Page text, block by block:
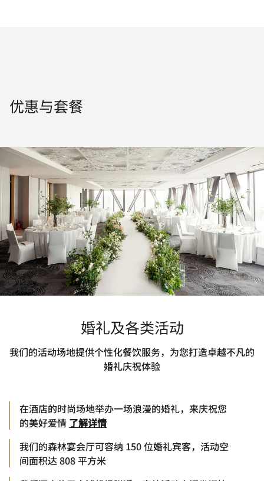
优惠与套餐
婚礼及各类活动
我们的活动场地提供个性化餐饮服务，为您打造卓越不凡的
婚礼庆祝体验
在酒店的时尚场地举办一场浪漫的婚礼，来庆祝您
的美好爱情 了解详情
我们的森林宴会厅可容纳 150 位婚礼宾客，活动空
间面积达 808 平方米